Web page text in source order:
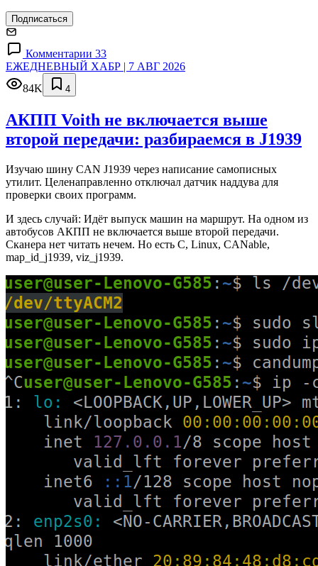
Подписаться
Комментарии 33
ЕЖЕДНЕВНЫЙ ХАБР | 7 АВГ 2026
84K
4
АКПП Voith не включается выше
второй передачи: разбираемся в J1939
Изучаю шину CAN J1939 через написание самописных
утилит. Целенаправленно отключал датчик наддува для
проверки своих программ.
И здесь случай: Идёт выпуск машин на маршрут. На одном из
автобусов АКПП не включается выше второй передачи.
Сканера нет читать нечем. Но есть C, Linux, CANable,
map_id_j1939, viz_j1939.